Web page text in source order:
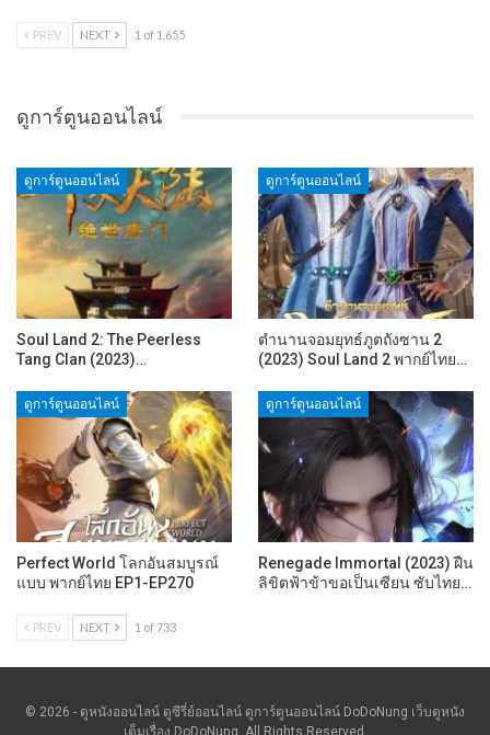
PREV NEXT 1 of 1,655
ดูการ์ตูนออนไลน์
ดูการ์ตูนออนไลน์
Soul Land 2: The Peerless
Tang Clan (2023)…
ดูการ์ตูนออนไลน์
ตำนานจอมยุทธ์ภูตถังซาน 2
(2023) Soul Land 2 พากย์ไทย…
ดูการ์ตูนออนไลน์
Perfect World โลกอันสมบูรณ์
แบบ พากย์ไทย EP1-EP270
ดูการ์ตูนออนไลน์
Renegade Immortal (2023) ฝืน
ลิขิตฟ้าข้าขอเป็นเซียน ซับไทย…
PREV NEXT 1 of 733
© 2026 - ดูหนังออนไลน์ ดูซีรี่ย์ออนไลน์ ดูการ์ตูนออนไลน์ DoDoNung เว็บดูหนัง
เต็มเรื่อง DoDoNung. All Rights Reserved.